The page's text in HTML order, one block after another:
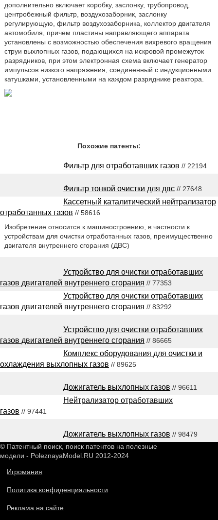
дополнительно включает коробку, заслонку, трубопровод,
центробежный фильтр, воздухозаборник, заслонку
регулирующую, фильтр воздухозаборника, коллектор двигателя
автомобиля, причем пластины направляющего аппарата
установлены с возможностью обеспечения вихревого вращения
струи выхлопных газов, подающихся на искровой промежуток
разрядников, при этом электронная схема включает генератор
импульсов низкого напряжения, соединенный с индукционными
катушками, установленными на каждом разряднике реактора.
Похожие патенты:
Фильтр для отработавших газов // 22194
Фильтр тонкой очистки для двс // 27648
Кассетный каталитический нейтрализатор
отработанных газов // 58616
Изобретение относится к машиностроению, в частности к
устройствам для очистки отработанных газов, преимущественно
двигателя внутреннего сгорания (ДВС)
Устройство для очистки отработавших
газов двигателей внутреннего сгорания // 77353
Устройство для очистки отработавших
газов двигателей внутреннего сгорания // 83292
Устройство для очистки отработавших
газов двигателей внутреннего сгорания // 86665
Комплекс оборудования для очистки и
охлаждения выхлопных газов // 89625
Дожигатель выхлопных газов // 96611
Нейтрализатор отработавших
газов // 97441
Дожигатель выхлопных газов // 98479
© Патентный поиск, поиск патентов на полезные
модели - PoleznayaModel.RU 2012-2024
Игромания
Политика конфиденциальности
Реклама на сайте